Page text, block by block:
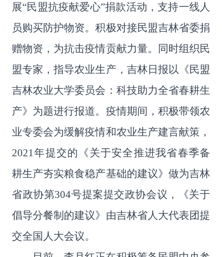
展“民盟抗疫献爱心”捐款活动，支持一线人
员购买防护物资。积极对接民盟吉林省委捐
赠物资，为抗击疫情贡献力量。同时组织民
盟专家，指导农业生产，吉林日报以《民盟
吉林农业大学委员会：科技助力全省春耕生
产》为题进行报道。疫情期间，积极带领农
业专委会为缓解疫情和农业生产建言献策，
2021年提交的《关于安全推进我省春季备
耕生产夯实粮食稳产基础的建议》做为吉林
省政协第304号提案提交政协会议，《关于
倡导分餐制的建议》由吉林省人大代表团提
交全国人大会议。